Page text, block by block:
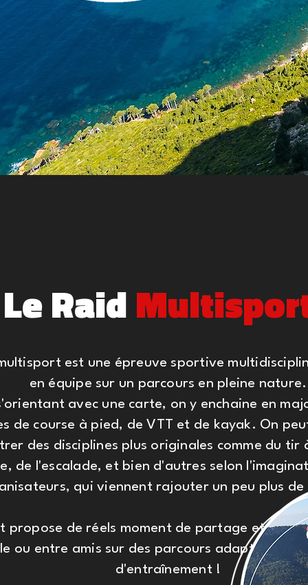
Le Raid
est une épreuvesportive
en équipe sur un parcours en pleine nature.
avec une carte, on y enchaine en
de course à pied, de VTT et de kayak. On
des disciplines plus originales comme du tir
de l'escalade, et bien d'autres selon
qui viennent rajouter un peu plus de
propose de réels moment de partage et
ou entre amis sur des parcours adaptés à
d'entraînement !